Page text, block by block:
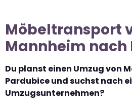
Möbeltransport
Mannheim nach
Du planst einen Umzug von
Pardubice und suchst nach
Umzugsunternehmen?